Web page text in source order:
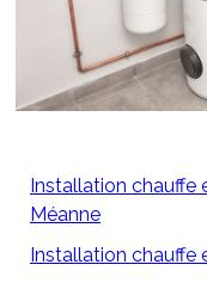
Installation chauffe
Méanne
Installation chauffe